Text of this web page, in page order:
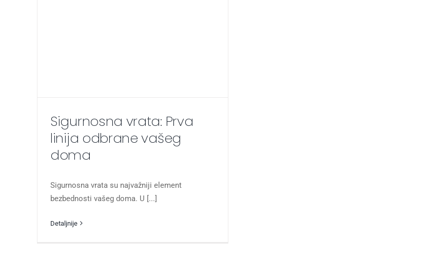
Sigurnosna vrata: Prva
linija odbrane vašeg
doma
Sigurnosna vrata su najvažniji element
bezbednosti vašeg doma. U [...]
Detaljnije